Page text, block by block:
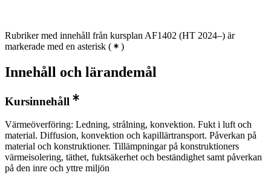
Rubriker med innehåll från kursplan AF1402 (HT 2024–) är
markerade med en asterisk ( )
Innehåll och lärandemål
Kursinnehåll
Värmeöverföring: Ledning, strålning, konvektion. Fukt i luft och
material. Diffusion, konvektion och kapillärtransport. Påverkan på
material och konstruktioner. Tillämpningar på konstruktioners
värmeisolering, täthet, fuktsäkerhet och beständighet samt påverkan
på den inre och yttre miljön